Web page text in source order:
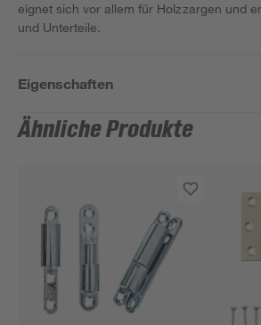
eignet sich vor allem für Holzzargen und
und Unterteile.
Eigenschaften
Ähnliche Produkte